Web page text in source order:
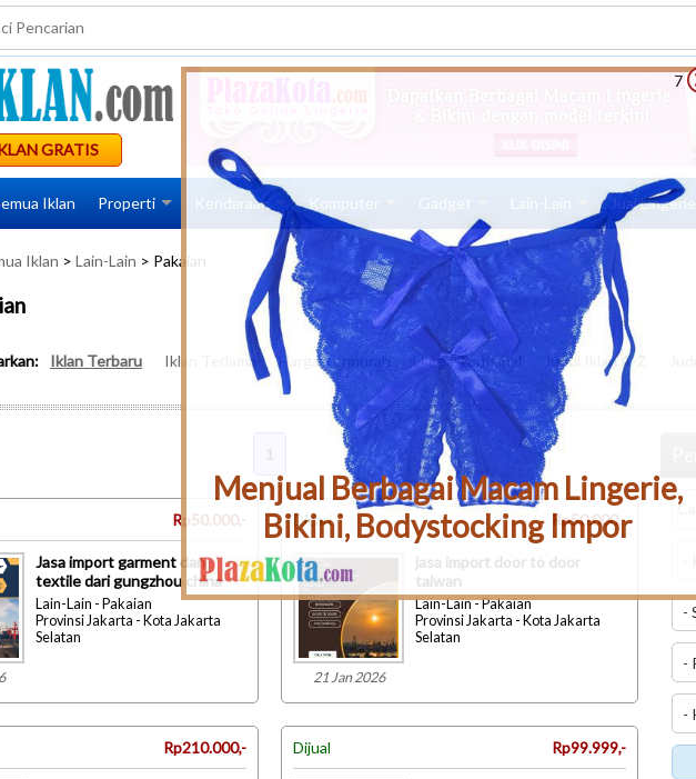
Menjual Berbagai Macam Lingerie,
Bikini, Bodystocking Impor
6
GRATIS
Iklan Properti Kendaraan Komputer Gadget Lain-Lain Jual
Iklan > Lain-Lain > Pakaian
Iklan Terbaru Iklan Terlama Harga Termurah Harga Termahal Judul Iklan A-Z
1
Rp50.000,-
Jasa import garment dan
textile dari gungzhou china
Lain-Lain - Pakaian
Provinsi Jakarta - Kota Jakarta
Selatan
Dicari Rp50.000,-
21 Jan 2026
jasa import door to door
taiwan
Lain-Lain - Pakaian
Provinsi Jakarta - Kota Jakarta
Selatan
Rp210.000,- Dijual Rp99.999,-